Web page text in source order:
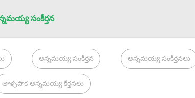
సంకీర్తన
అన్నమయ్య సంకీర్తన అన్నమయ్య సంకీర్తనలు
తాళ్ళపాక అన్నమయ్య కీర్తనలు